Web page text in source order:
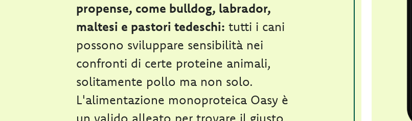
propense, come bulldog, labrador,
maltesi e pastori tedeschi: tutti i cani
possono sviluppare sensibilità nei
confronti di certe proteine animali,
solitamente pollo ma non solo.
L'alimentazione monoproteica Oasy è
un valido alleato per trovare il giusto